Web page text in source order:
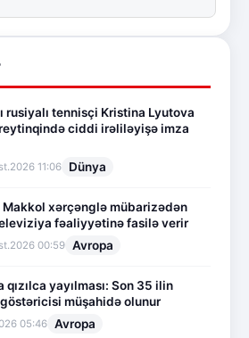
rusiyalı tennisçi Kristina Lyutova
ciddi irəliləyişə imza
11:06 Dünya
Makkol xərçənglə mübarizədən
fəaliyyətinə fasilə verir
00:59 Avropa
qızılca yayılması: Son 35 ilin
müşahidə olunur
05:46 Avropa